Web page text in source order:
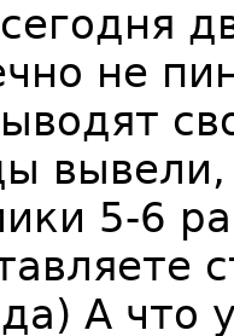
не
вывели,
5-6
А что